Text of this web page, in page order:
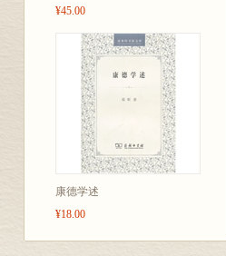
¥45.00
康德学述
¥18.00